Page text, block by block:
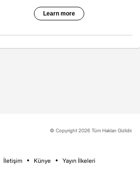
© Copyright 2026 Tüm Hakları Gizlidir.
İletişim Künye Yayın İlkeleri